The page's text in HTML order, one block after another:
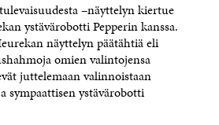
–näyttelyn kiertue
ystävärobotti Pepperin kanssa.
näyttelyn päätähtiä eli
omien valintojensa
juttelemaan valinnoistaan
sympaattisen ystävärobotti